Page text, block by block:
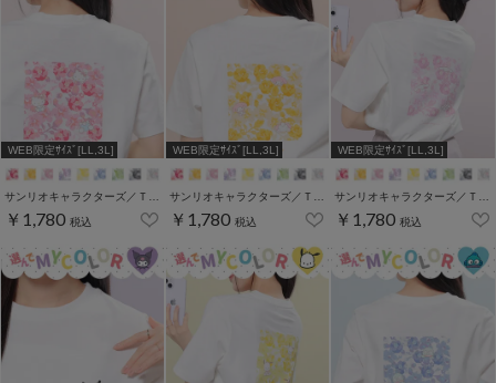
WEB限定ｻｲｽﾞ[LL,3L]
サンリオキャラクターズ／Ｔシャツ（お花かくれんぼ）
￥1,780 税込
WEB限定ｻｲｽﾞ[LL,3L]
サンリオキャラクターズ／Ｔシャツ（お花かくれんぼ）
￥1,780 税込
WEB限定ｻｲｽﾞ[LL,3L]
サンリオキャラクターズ／Ｔシャツ（お花かくれんぼ）
￥1,780 税込